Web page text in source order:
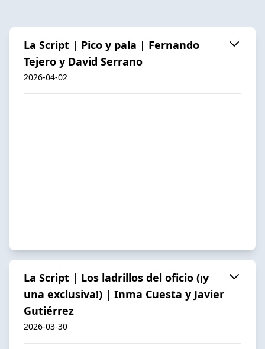
La Script | Pico y pala | Fernando
Tejero y David Serrano
2026-04-02
La Script | Los ladrillos del oficio (¡y
una exclusiva!) | Inma Cuesta y Javier
Gutiérrez
2026-03-30